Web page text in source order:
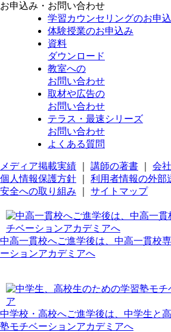
お申込み・お問い合わせ
学習カウンセリングのお申
体験授業のお申込み
資料
ダウンロード
教室への
お問い合わせ
取材や広告の
お問い合わせ
テラス・最速シリーズ
お問い合わせ
よくある質問
メディア掲載実績 講師の著書 会
個人情報保護方針
利用者情報の外部
安全への取り組み
サイトマップ
中高一貫校へご進学後は、中高一貫校
ーションアカデミアへ
中学校・高校へご進学後は、中学生と
塾モチベーションアカデミアへ